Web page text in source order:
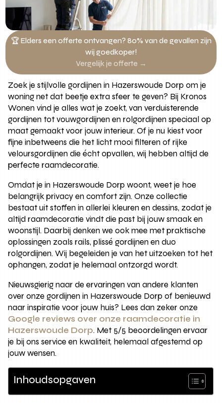
🏆 Elders een offerte ontvangen? 80% van de gevallen zijn
wij goedkoper!
Vergelijk je offerte →
Zoek je stijlvolle gordijnen in Hazerswoude Dorp om je
woning net dat beetje extra sfeer te geven? Bij Kronos
Wonen vind je alles wat je zoekt, van verduisterende
gordijnen tot vouwgordijnen en rolgordijnen speciaal op
maat gemaakt voor jouw interieur. Of je nu kiest voor
fijne inbetweens die het licht mooi filteren of rijke
veloursgordijnen die écht opvallen, wij hebben altijd de
perfecte raamdecoratie.
Omdat je in Hazerswoude Dorp woont, weet je hoe
belangrijk privacy en comfort zijn. Onze collectie
bestaat uit stoffen in allerlei kleuren en dessins, zodat je
altijd raamdecoratie vindt die past bij jouw smaak en
woonstijl. Daarbij denken we ook mee met praktische
oplossingen zoals rails, plissé gordijnen en duo
rolgordijnen. Wij begeleiden je van het uitzoeken tot het
ophangen, zodat je helemaal ontzorgd wordt.
Nieuwsgierig naar de ervaringen van andere klanten
over onze gordijnen in Hazerswoude Dorp of benieuwd
naar inspiratie voor jouw huis? Lees dan zeker onze
Google reviews over onze raamdecoratie in
Hazerswoude Dorp. Met 5/5 beoordelingen ervaar
je bij ons service en kwaliteit, helemaal afgestemd op
jouw wensen.
Inhoudsopgaven